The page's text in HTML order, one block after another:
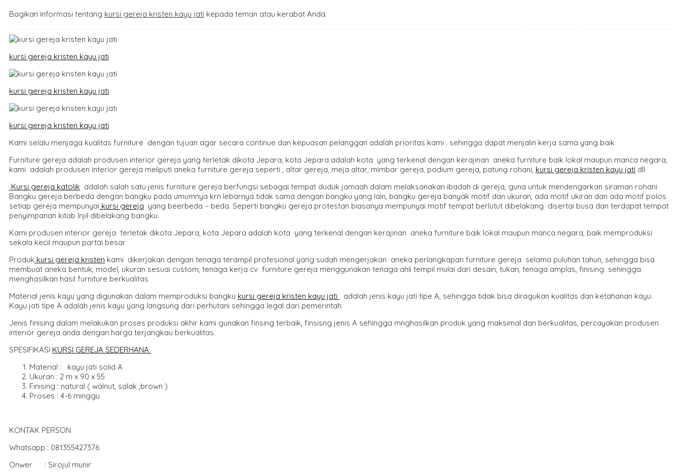
Bagikan informasi tentang kursi gereja kristen kayu jati kepada teman atau kerabat Anda.
kursi gereja kristen kayu jati
kursi gereja kristen kayu jati
kursi gereja kristen kayu jati
Kami selalu menjaga kualitas furniture dengan tujuan agar secara continue dan kepuasan pelanggan adalah prioritas kami . sehingga dapat menjalin kerja sama yang baik
Furniture gereja adalah produsen interior gereja yang terletak dikota Jepara, kota Jepara adalah kota yang terkenal dengan kerajinan aneka furniture baik lokal maupun manca negara,
kami adalah produsen interior gereja meliputi aneka furniture gereja seperti , altar gereja, meja altar, mimbar gereja, podium gereja, patung rohani, kursi gereja kristen kayu jati dll.
Kursi gereja katolik adalah salah satu jenis furniture gereja berfungsi sebagai tempat duduk jamaah dalam melaksanakan ibadah di gereja, guna untuk mendengarkan siraman rohani
Bangku gereja berbeda dengan bangku pada umumnya krn lebarnya tidak sama dengan bangku yang lain, bangku gereja banyak motif dan ukuran, ada motif ukiran dan ada motif polos
setiap gereja mempunyai kursi gereja yang beerbeda – beda. Seperti bangku gereja protestan biasanya mempunyai motif tempat berlutut dibelakang disertai busa dan terdapat tempat
penyimpanan kitab Injil dibelakang bangku.
Kami produsen interior gereja terletak dikota Jepara, kota Jepara adalah kota yang terkenal dengan kerajinan aneka furniture baik lokal maupun manca negara, baik memproduksi
sekala kecil maupun partai besar
Produk kursi gereja kristen kami dikerjakan dengan tenaga terampil profesional yang sudah mengerjakan aneka perlangkapan furniture gereja selama puluhan tahun, sehingga bisa
membuat aneka bentuk, model, ukuran sesuai custom, tenaga kerja cv furniture gereja menggunakan tenaga ahli tempil mulai dari desain, tukan, tenaga amplas, finising sehingga
menghasilkan hasil furniture berkualitas
Material jenis kayu yang digunakan dalam memproduksi bangku kursi gereja kristen kayu jati
adalah jenis kayu jati tipe A, sehingga tidak bisa diragukan kualitas dan ketahanan kayu.
Kayu jati tipe A adalah jenis kayu yang langsung dari perhutani sehingga legal dari pemerintah
Jenis finising dalam melakukan proses produksi akhir kami gunakan finsing terbaik, finsisng jenis A sehingga mnghasilkan produk yang maksimal dan berkualitas, percayakan produsen
interior gereja anda dengan harga terjangkau berkualitas.
SPESIFIKASI KURSI GEREJA SEDERHANA
Material : kayu jati solid A
Ukuran : 2 m x 90 x 55
Finising : natural ( walnut, salak ,brown )
Proses : 4-6 minggu
KONTAK PERSON
Whatsapp : 081355427376
Onwer : Sirojul munir